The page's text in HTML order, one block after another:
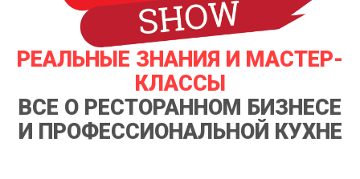
РЕАЛЬНЫЕ ЗНАНИЯ И МАСТЕР-
КЛАССЫ
ВСЕ О РЕСТОРАННОМ БИЗНЕСЕ
И ПРОФЕССИОНАЛЬНОЙ КУХНЕ